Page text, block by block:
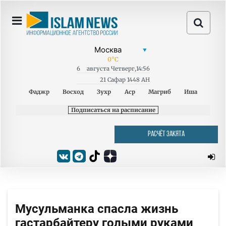
0°C
6 августа Четверг,14:56
21 Сафар 1448 AH
Фаджр
Восход Зухр Аср Магриб Иша
Подписаться на расписание
РАСЧЁТ ЗАКЯТА
Мусульманка спасла жизнь
гастарбайтеру голыми руками